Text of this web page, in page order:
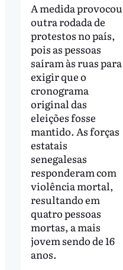
A medida provocou
outra rodada de
protestos no país,
pois as pessoas
saíram às ruas para
exigir que o
cronograma
original das
eleições fosse
mantido. As forças
estatais
senegalesas
responderam com
violência mortal,
resultando em
quatro pessoas
mortas, a mais
jovem sendo de 16
anos.